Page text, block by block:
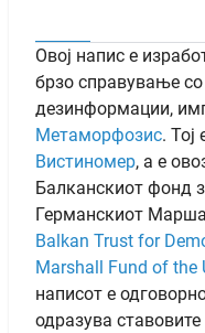
Овој напис е
брзо справување
дезинформации,
Метаморфозис. Тој
Вистиномер, а e
Балканскиот фонд
Германскиот
Balkan Trust for
Marshall Fund of the
написот е
одразува